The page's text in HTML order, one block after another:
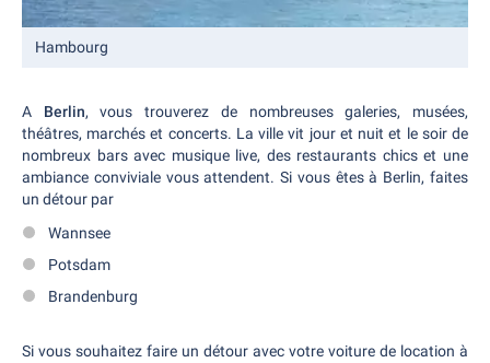
Hambourg
A Berlin, vous trouverez de nombreuses galeries, musées,
théâtres, marchés et concerts. La ville vit jour et nuit et le soir de
nombreux bars avec musique live, des restaurants chics et une
ambiance conviviale vous attendent. Si vous êtes à Berlin, faites
un détour par
Wannsee
Potsdam
Brandenburg
Si vous souhaitez faire un détour avec votre voiture de location à